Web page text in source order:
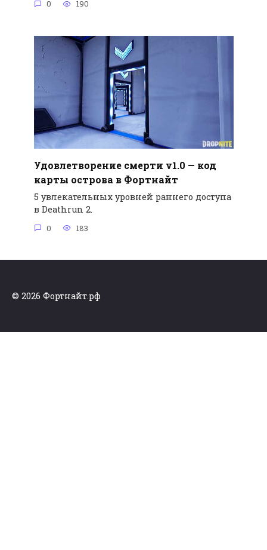
0 190
Удовлетворение смерти v1.0 — код
карты острова в Фортнайт
5 увлекательных уровней раннего доступа
в Deathrun 2.
0 183
© 2026 Фортнайт.рф